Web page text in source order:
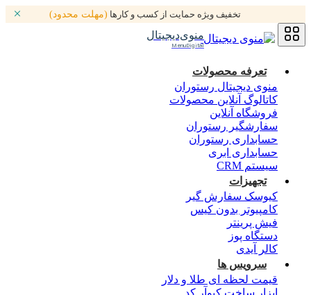
تخفیف ویژه حمایت از کسب و کارها (مهلت محدود)
منوی‌دیجیتال
MenuDigital
تعرفه محصولات
منوی دیجیتال رستوران
کاتالوگ آنلاین محصولات
فروشگاه آنلاین
سفارشگیر رستوران
حسابداری رستوران
حسابداری ابری
سیستم CRM
تجهیزات
کیوسک سفارش گیر
کامپیوتر بدون کیس
فیش پرینتر
دستگاه پوز
کالر آیدی
سرویس ها
قیمت لحظه ای طلا و دلار